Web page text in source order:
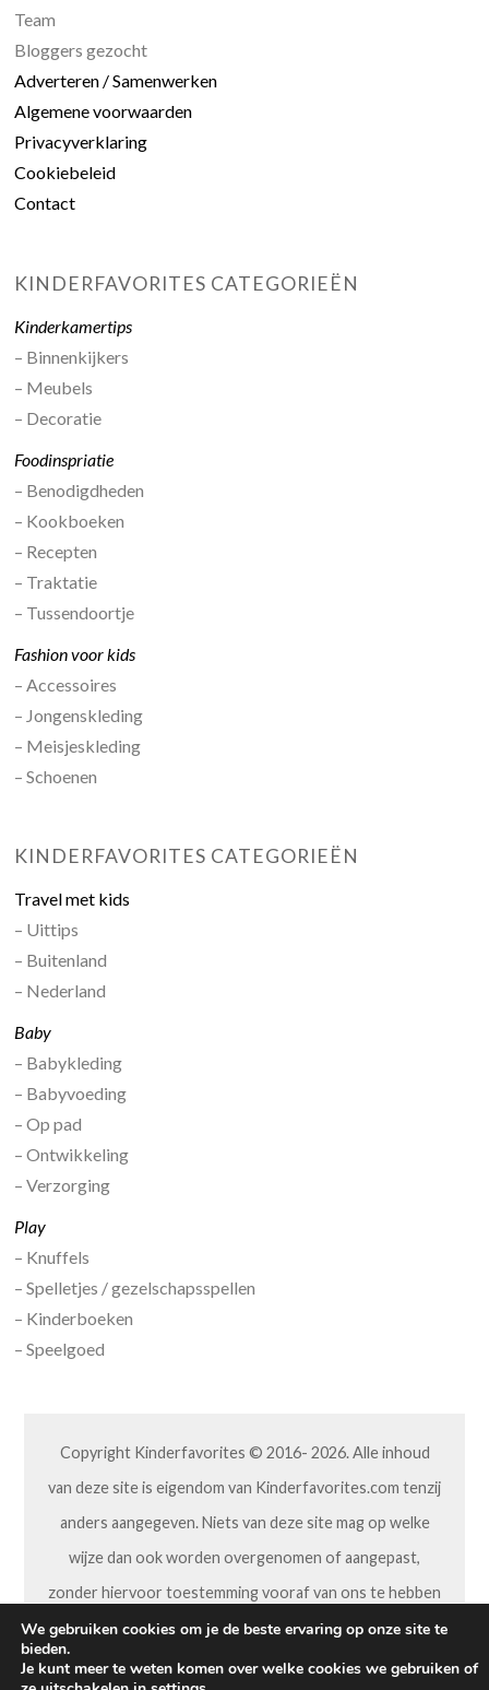
Team
Bloggers gezocht
Adverteren / Samenwerken
Algemene voorwaarden
Privacyverklaring
Cookiebeleid
Contact
KINDERFAVORITES CATEGORIEËN
Kinderkamertips
– Binnenkijkers
– Meubels
– Decoratie
Foodinspriatie
– Benodigdheden
– Kookboeken
– Recepten
– Traktatie
– Tussendoortje
Fashion voor kids
– Accessoires
– Jongenskleding
– Meisjeskleding
– Schoenen
KINDERFAVORITES CATEGORIEËN
Travel met kids
– Uittips
– Buitenland
– Nederland
Baby
– Babykleding
– Babyvoeding
– Op pad
– Ontwikkeling
– Verzorging
Play
– Knuffels
– Spelletjes / gezelschapsspellen
– Kinderboeken
– Speelgoed
Copyright Kinderfavorites © 2016- 2026. Alle inhoud
van deze site is eigendom van Kinderfavorites.com tenzij
anders aangegeven. Niets van deze site mag op welke
wijze dan ook worden overgenomen of aangepast,
zonder hiervoor toestemming vooraf van ons te hebben
gekregen.
We gebruiken cookies om je de beste ervaring op onze site te
bieden.
Je kunt meer te weten komen over welke cookies we gebruiken of